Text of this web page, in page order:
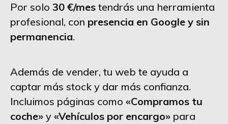
Por solo 30 €/mes tendrás una herramienta
profesional, con presencia en Google y sin
permanencia.
Además de vender, tu web te ayuda a
captar más stock y dar más confianza.
Incluimos páginas como «Compramos tu
coche» y «Vehículos por encargo» para